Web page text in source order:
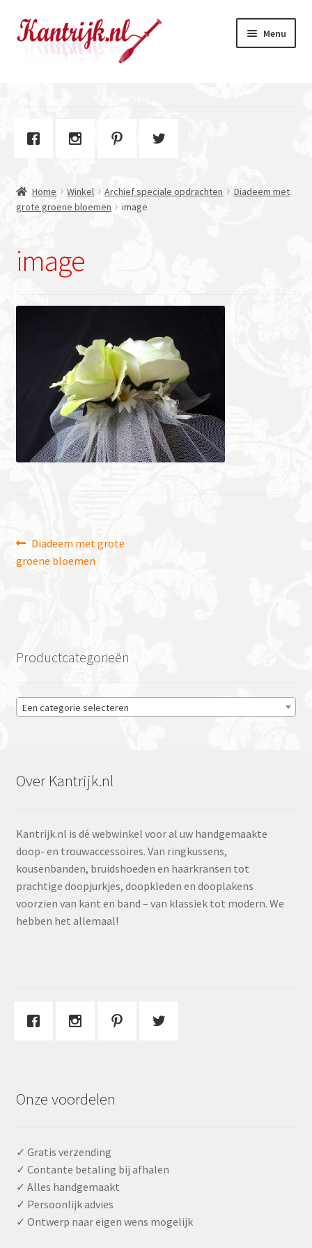
Ga
door
Ga
naar
Menu
Contact
Home Winkel Archief speciale opdrachten
Diadeem met
grote groene bloemen
image
image
Bericht
navigatie
Vorig
bericht:
Diadeem met grote
groene bloemen
Productcategorieën
Een categorie selecteren
Over Kantrijk.nl
Kantrijk.nl is dé webwinkel voor al uw handgemaakte
doop- en trouwaccessoires. Van ringkussens,
kousenbanden, bruidshoeden en haarkransen tot
prachtige doopjurkjes, doopkleden en dooplakens
voorzien van kant en band – van klassiek tot modern. We
hebben het allemaal!
Onze voordelen
✓ Gratis verzending
✓ Contante betaling bij afhalen
✓ Alles handgemaakt
✓ Persoonlijk advies
✓ Ontwerp naar eigen wens mogelijk